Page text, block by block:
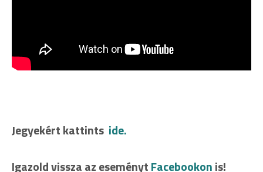
Jegyekért kattints ide.
Igazold vissza az eseménytFacebookonis!